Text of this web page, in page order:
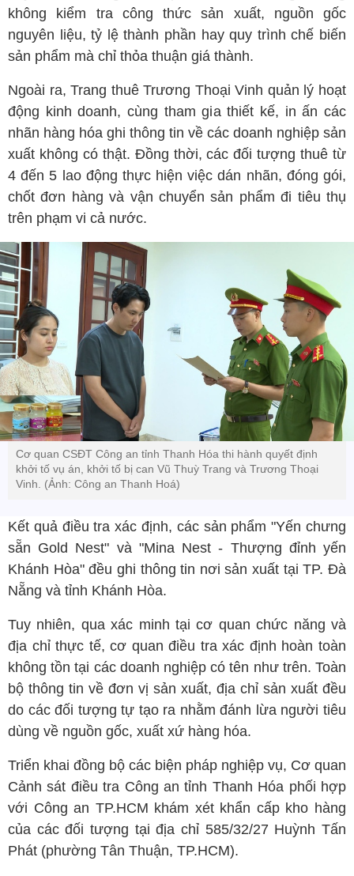
không kiểm tra công thức sản xuất, nguồn gốc
nguyên liệu, tỷ lệ thành phần hay quy trình chế biến
sản phẩm mà chỉ thỏa thuận giá thành.
Ngoài ra, Trang thuê Trương Thoại Vinh quản lý hoạt
động kinh doanh, cùng tham gia thiết kế, in ấn các
nhãn hàng hóa ghi thông tin về các doanh nghiệp sản
xuất không có thật. Đồng thời, các đối tượng thuê từ
4 đến 5 lao động thực hiện việc dán nhãn, đóng gói,
chốt đơn hàng và vận chuyển sản phẩm đi tiêu thụ
trên phạm vi cả nước.
Cơ quan CSĐT Công an tỉnh Thanh Hóa thi hành quyết định
khởi tố vụ án, khởi tố bị can Vũ Thuỳ Trang và Trương Thoại
Vinh. (Ảnh: Công an Thanh Hoá)
Kết quả điều tra xác định, các sản phẩm "Yến chưng
sẵn Gold Nest" và "Mina Nest - Thượng đỉnh yến
Khánh Hòa" đều ghi thông tin nơi sản xuất tại TP. Đà
Nẵng và tỉnh Khánh Hòa.
Tuy nhiên, qua xác minh tại cơ quan chức năng và
địa chỉ thực tế, cơ quan điều tra xác định hoàn toàn
không tồn tại các doanh nghiệp có tên như trên. Toàn
bộ thông tin về đơn vị sản xuất, địa chỉ sản xuất đều
do các đối tượng tự tạo ra nhằm đánh lừa người tiêu
dùng về nguồn gốc, xuất xứ hàng hóa.
Triển khai đồng bộ các biện pháp nghiệp vụ, Cơ quan
Cảnh sát điều tra Công an tỉnh Thanh Hóa phối hợp
với Công an TP.HCM khám xét khẩn cấp kho hàng
của các đối tượng tại địa chỉ 585/32/27 Huỳnh Tấn
Phát (phường Tân Thuận, TP.HCM).